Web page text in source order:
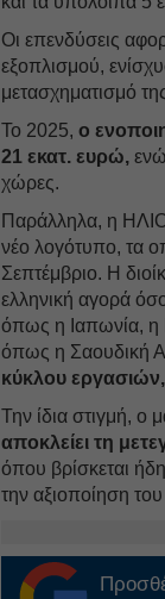
Οι επενδύσεις
εξοπλισμού,
μετασχηματισμό
Το 2025, ο
21 εκατ. ευρώ,
χώρες.
Παράλληλα, η
νέο λογότυπο, τα
Σεπτέμβριο. Η
ελληνική αγορά
όπως η Ιαπωνία, η
όπως η Σαουδική
κύκλου εργασιών,
Την ίδια στιγμή, ο
αποκλείει τη
όπου βρίσκεται
την αξιοποίηση